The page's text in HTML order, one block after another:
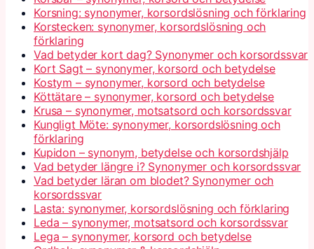
Korsning: synonymer, korsordslösning och förklaring
Korstecken: synonymer, korsordslösning och
förklaring
Vad betyder kort dag? Synonymer och korsordssvar
Kort Sagt – synonymer, korsord och betydelse
Kostym – synonymer, korsord och betydelse
Köttätare – synonymer, korsord och betydelse
Krusa – synonymer, motsatsord och korsordssvar
Kungligt Möte: synonymer, korsordslösning och
förklaring
Kupidon – synonym, betydelse och korsordshjälp
Vad betyder längre i? Synonymer och korsordssvar
Vad betyder läran om blodet? Synonymer och
korsordssvar
Lasta: synonymer, korsordslösning och förklaring
Leda – synonymer, motsatsord och korsordssvar
Lega – synonymer, korsord och betydelse